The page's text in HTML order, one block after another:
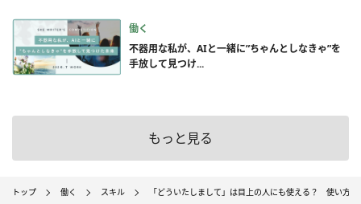
働く
不器用な私が、AIと一緒に”ちゃんとしなきゃ”を
手放して見つけ...
もっと見る
トップ 働く スキル 「どういたしまして」は目上の人にも使える？ 使い方